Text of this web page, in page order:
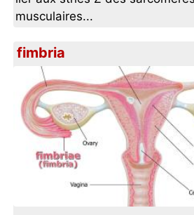
musculaires...
fimbria